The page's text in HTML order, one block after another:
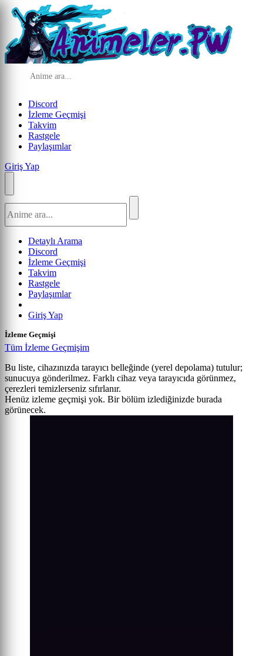
Discord
İzleme Geçmişi
Takvim
Rastgele
Paylaşımlar
Giriş Yap
Detaylı Arama
Discord
İzleme Geçmişi
Takvim
Rastgele
Paylaşımlar
Giriş Yap
İzleme Geçmişi
Tüm İzleme Geçmişim
Bu liste, cihazınızda tarayıcı belleğinde (yerel depolama) tutulur;
sunucuya gönderilmez. Farklı cihaz veya tarayıcıda görünmez,
çerezleri temizlerseniz sıfırlanır.
Henüz izleme geçmişi yok. Bir bölüm izlediğinizde burada
görünecek.